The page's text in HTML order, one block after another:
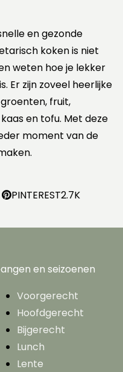
en gezonde
koken is niet
weten hoe je lekker
Er zijn zoveel heerlijke
fruit,
en tofu. Met deze
moment van de
PINTEREST2.7K
en seizoenen
Voorgerecht
Hoofdgerecht
Bijgerecht
Lunch
Lente